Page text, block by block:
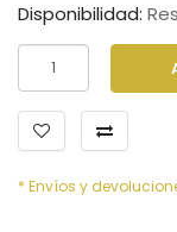
Disponibilidad:
* Envíos y